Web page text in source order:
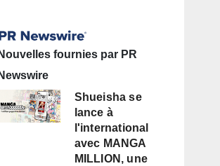
Nouvelles fournies par PR
Newswire
Shueisha se
lance à
l'international
avec MANGA
MILLION, une